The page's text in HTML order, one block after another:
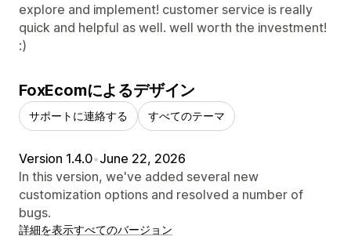
explore and implement! customer service is really
quick and helpful as well. well worth the investment!
:)
FoxEcomによるデザイン
サポートに連絡する すべてのテーマ
Version 1.4.0•June 22, 2026
In this version, we've added several new
customization options and resolved a number of
bugs.
詳細を表示すべてのバージョン